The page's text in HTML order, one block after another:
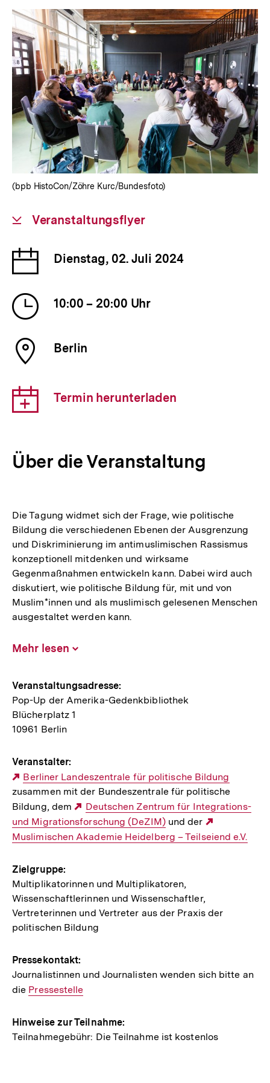
(bpb HistoCon/Zöhre Kurc/Bundesfoto)
Download-
Veranstaltungsflyer
Datum
der
Veranstaltung
Dienstag, 02. Juli 2024
Uhrzeit
der
Veranstaltung
10:00 – 20:00 Uhr
Ort
der
Berlin
Download-
Link:
Termin herunterladen
Über die Veranstaltung
Die Tagung widmet sich der Frage, wie politische
Bildung die verschiedenen Ebenen der Ausgrenzung
und Diskriminierung im antimuslimischen Rassismus
konzeptionell mitdenken und wirksame
Gegenmaßnahmen entwickeln kann. Dabei wird auch
diskutiert, wie politische Bildung für, mit und von
Muslim*innen und als muslimisch gelesenen Menschen
ausgestaltet werden kann.
Mehr lesen
Hinweise
zur
Veranstaltung
Veranstaltungsadresse:
Pop-Up der Amerika-Gedenkbibliothek
Blücherplatz 1
10961 Berlin
Veranstalter:
Externer
Link:
Berliner Landeszentrale für politische Bildung
zusammen mit der Bundeszentrale für politische
Bildung, dem
Externer
Link:
Deutschen Zentrum für Integrations-
und Migrationsforschung (DeZIM)und der
Link:
Muslimischen Akademie Heidelberg – Teilseiend e.V.
Zielgruppe:
Multiplikatorinnen und Multiplikatoren,
Wissenschaftlerinnen und Wissenschaftler,
Vertreterinnen und Vertreter aus der Praxis der
politischen Bildung
Pressekontakt:
Journalistinnen und Journalisten wenden sich bitte an
die Interner
Pressestelle
Hinweise zur Teilnahme:
Teilnahmegebühr: Die Teilnahme ist kostenlos